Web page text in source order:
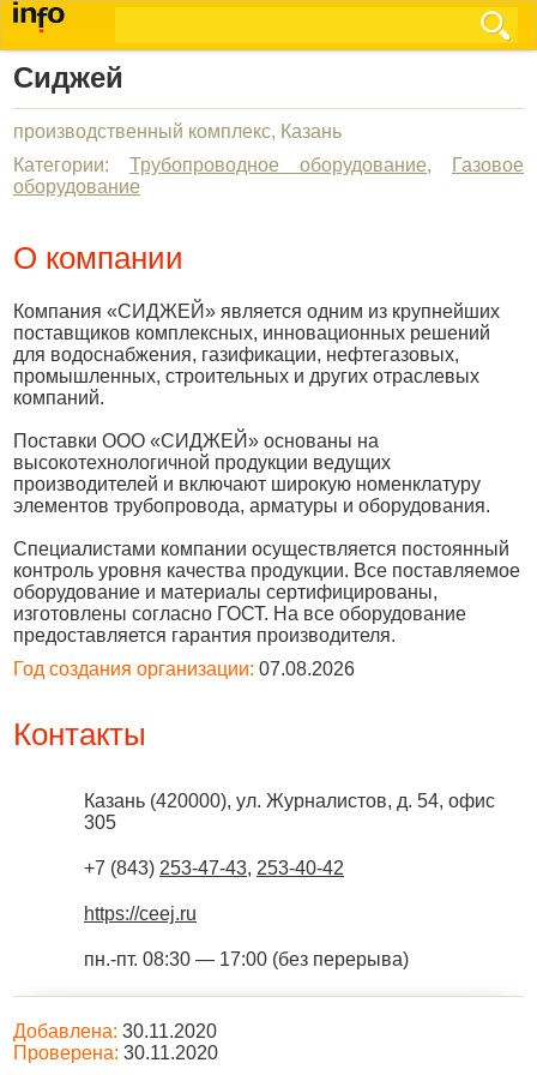
Сиджей
производственный комплекс, Казань
Категории: Трубопроводное оборудование,
Газовое
оборудование
О компании
Компания «СИДЖЕЙ» является одним из крупнейших
поставщиков комплексных, инновационных решений
для водоснабжения, газификации, нефтегазовых,
промышленных, строительных и других отраслевых
компаний.
Поставки ООО «СИДЖЕЙ» основаны на
высокотехнологичной продукции ведущих
производителей и включают широкую номенклатуру
элементов трубопровода, арматуры и оборудования.
Специалистами компании осуществляется постоянный
контроль уровня качества продукции. Все поставляемое
оборудование и материалы сертифицированы,
изготовлены согласно ГОСТ. На все оборудование
предоставляется гарантия производителя.
Год создания организации: 07.08.2026
Контакты
Казань (420000), ул. Журналистов, д. 54, офис
305
+7 (843) 253-47-43, 253-40-42
https://ceej.ru
пн.-пт. 08:30 — 17:00 (без перерыва)
Добавлена: 30.11.2020
Проверена: 30.11.2020